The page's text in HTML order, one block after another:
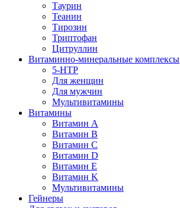
Таурин
Теанин
Тирозин
Триптофан
Цитруллин
Витаминно-минеральные комплексы
5-HTP
Для женщин
Для мужчин
Мультивитамины
Витамины
Витамин A
Витамин B
Витамин C
Витамин D
Витамин E
Витамин K
Мультивитамины
Гейнеры